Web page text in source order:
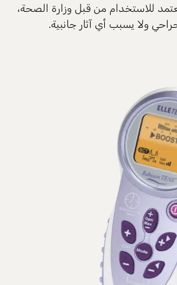
للاستخدام من قبل وزارة الصحة،
ولا يسبب أي آثار جانبية.